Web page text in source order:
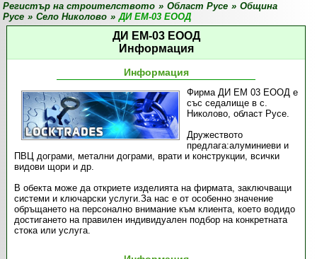
Регистър на строителството » Област Русе » Община
Русе » Село Николово » ДИ ЕМ-03 ЕООД
ДИ ЕМ-03 ЕООД
Информация
Информация
Фирма ДИ ЕМ 03 ЕООД е
със седалище в с.
Николово, област Русе.
Дружеството
предлага:алуминиеви и
ПВЦ дограми, метални дограми, врати и конструкции, всички
видови щори и др.
В обекта може да откриете изделията на фирмата, заключващи
системи и ключарски услуги.За нас е от особенно значение
обръщането на персонално внимание към клиента, което водидо
достигането на правилен индивидуален подбор на конкретната
стока или услуга.